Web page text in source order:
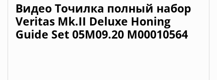
ВидеоТочилка полный набор
Veritas Mk.II Deluxe Honing
Guide Set 05M09.20 М00010564